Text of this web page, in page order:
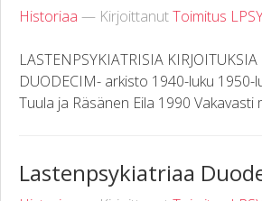
Historiaa — KirjoittanutToimitus
LASTENPSYKIATRISIA
DUODECIM- arkisto 1940-luku
Tuula ja Räsänen Eila 1990
Lastenpsykiatriaa